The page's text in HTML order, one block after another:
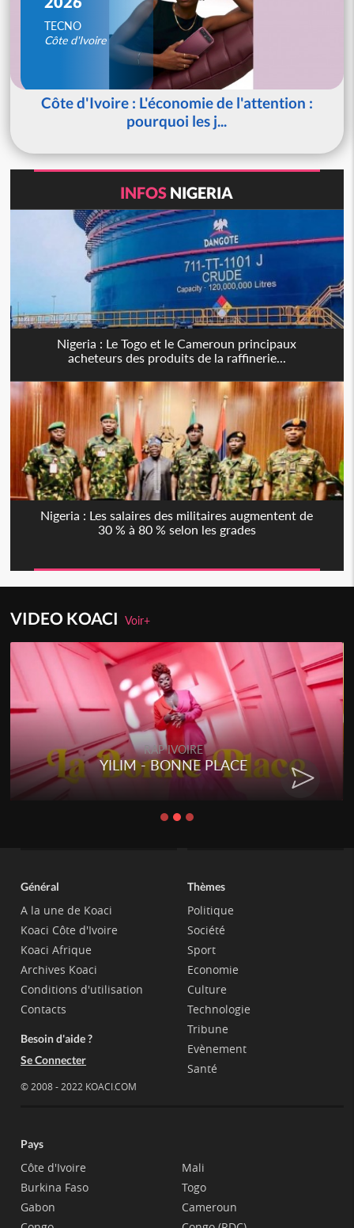
TECNO
Côte d'Ivoire
Côte d'Ivoire : L'économie de l'attention :
pourquoi les j...
INFOS NIGERIA
Nigeria : Le Togo et le Cameroun principaux
acheteurs des produits de la raffinerie...
Nigeria : Les salaires des militaires augmentent de
30 % à 80 % selon les grades
VIDEO KOACIVoir+
RAP IVOIRE
YILIM - BONNE PLACE
Général
A la une de Koaci
Koaci Côte d'Ivoire
Koaci Afrique
Archives Koaci
Conditions d'utilisation
Contacts
Besoin d'aide ?
Se Connecter
© 2008 - 2022 KOACI.COM
Thèmes
Politique
Société
Sport
Economie
Culture
Technologie
Tribune
Evènement
Santé
Pays
Côte d'Ivoire
Burkina Faso
Gabon
Mali
Togo
Cameroun